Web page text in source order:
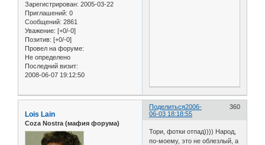
Зарегистрирован: 2005-03-22
Приглашений: 0
Сообщений: 2861
Уважение: [+0/-0]
Позитив: [+0/-0]
Провел на форуме:
Не определено
Последний визит:
2008-06-07 19:12:50
Поделиться 360
2006-
06-03 18:18:55
Lois Lain
Coza Nostra (мафия форума)
Тори, фотки отпад)))) Народ,
по-моему, это не облезлый, а